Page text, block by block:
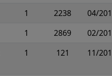
1 2238
04/
1 2869
02/
1 121 11/